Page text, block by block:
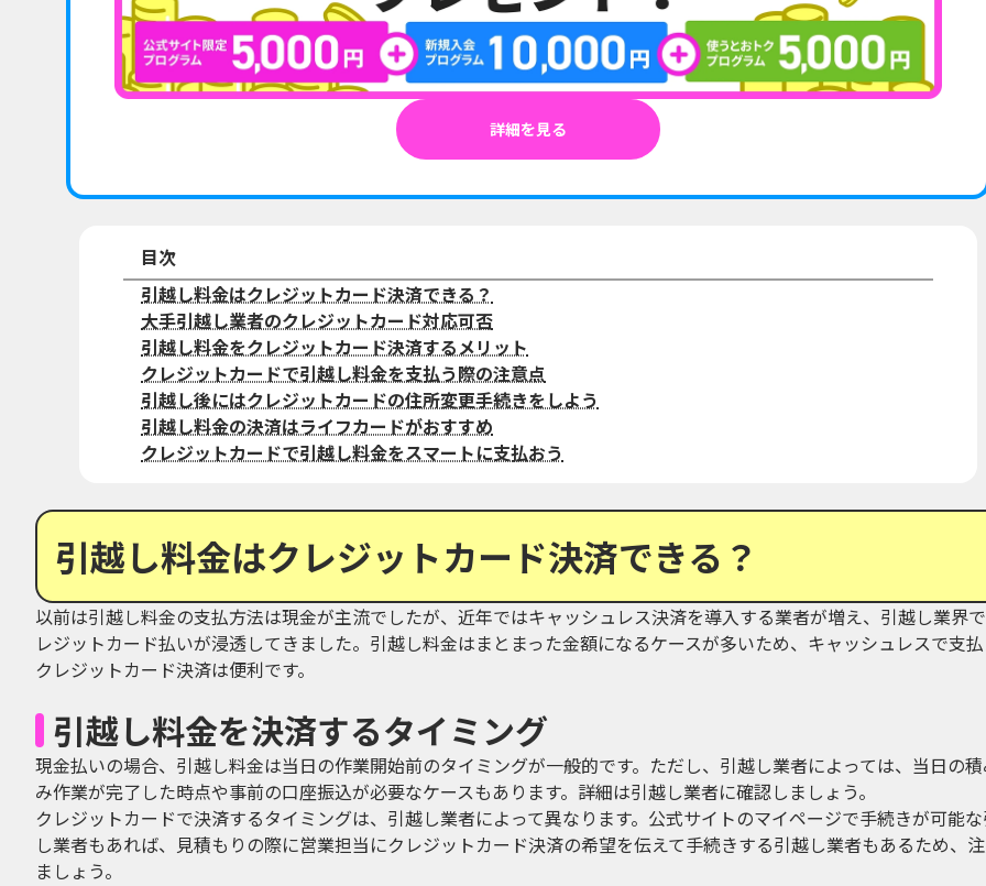
詳細を見る
目次
引越し料金はクレジットカード決済できる？
大手引越し業者のクレジットカード対応可否
引越し料金をクレジットカード決済するメリット
クレジットカードで引越し料金を支払う際の注意点
引越し後にはクレジットカードの住所変更手続きをしよう
引越し料金の決済はライフカードがおすすめ
クレジットカードで引越し料金をスマートに支払おう
引越し料金はクレジットカード決済できる？
以前は引越し料金の支払方法は現金が主流でしたが、近年ではキャッシュレス決済を導入する業者が増え、引越し業界
レジットカード払いが浸透してきました。引越し料金はまとまった金額になるケースが多いため、キャッシュレスで支
クレジットカード決済は便利です。
引越し料金を決済するタイミング
現金払いの場合、引越し料金は当日の作業開始前のタイミングが一般的です。ただし、引越し業者によっては、当日の
み作業が完了した時点や事前の口座振込が必要なケースもあります。詳細は引越し業者に確認しましょう。
クレジットカードで決済するタイミングは、引越し業者によって異なります。公式サイトのマイページで手続きが可能
し業者もあれば、見積もりの際に営業担当にクレジットカード決済の希望を伝えて手続きする引越し業者もあるため、
ましょう。